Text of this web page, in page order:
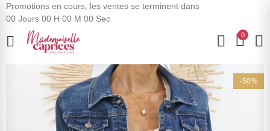
Promotions en cours, les ventes se terminent dans
00 Jours 00 H 00 M 00 Sec
0
-50%